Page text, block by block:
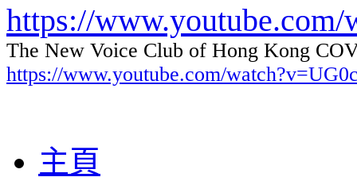
https://
The New Voice Club of Hong Kong
https://www.youtube.com/
主頁